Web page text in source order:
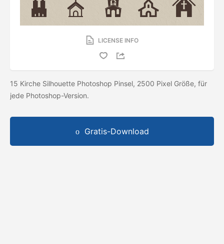
LICENSE INFO
15 Kirche Silhouette Photoshop Pinsel, 2500 Pixel Größe, für
jede Photoshop-Version.
Gratis-Download